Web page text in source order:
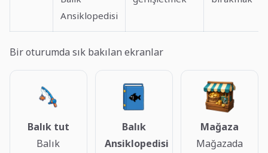
Ansiklopedisi
Bir oturumda sık bakılan ekranlar
Balık tut
Balık
Balık
Ansiklopedisi
Mağaza
Mağazada